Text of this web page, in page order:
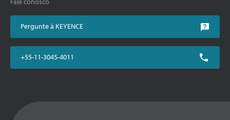
Pergunte à KEYENCE
+55-11-3045-4011